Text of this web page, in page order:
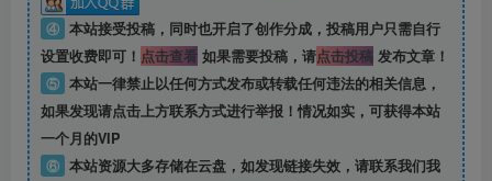
④ 本站接受投稿，同时也开启了创作分成，投稿用户只需自行
设置收费即可！ 点击查看如果需要投稿，请点击投稿发布文章！
⑤ 本站一律禁止以任何方式发布或转载任何违法的相关信息，
如果发现请点击上方联系方式进行举报！情况如实，可获得本站
一个月的VIP
⑥ 本站资源大多存储在云盘，如发现链接失效，请联系我们我